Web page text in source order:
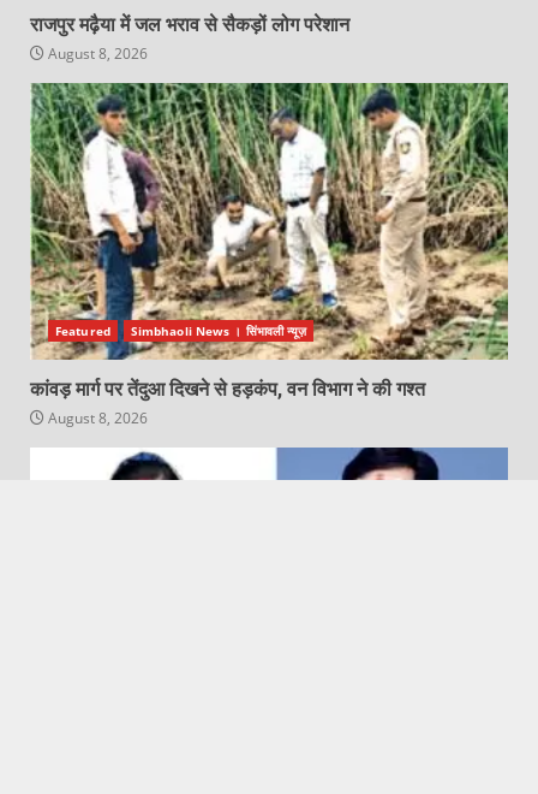
राजपुर मढ़ैया में जल भराव से सैकड़ों लोग परेशान
August 8, 2026
Featured Simbhaoli News । सिंभावली न्यूज़
कांवड़ मार्ग पर तेंदुआ दिखने से हड़कंप, वन विभाग ने की गश्त
August 8, 2026